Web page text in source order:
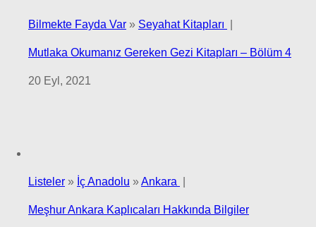
Bilmekte Fayda Var » Seyahat Kitapları
Mutlaka Okumanız Gereken Gezi Kitapları – Bölüm 4
20 Eyl, 2021
Listeler » İç Anadolu »Ankara
Meşhur Ankara Kaplıcaları Hakkında Bilgiler